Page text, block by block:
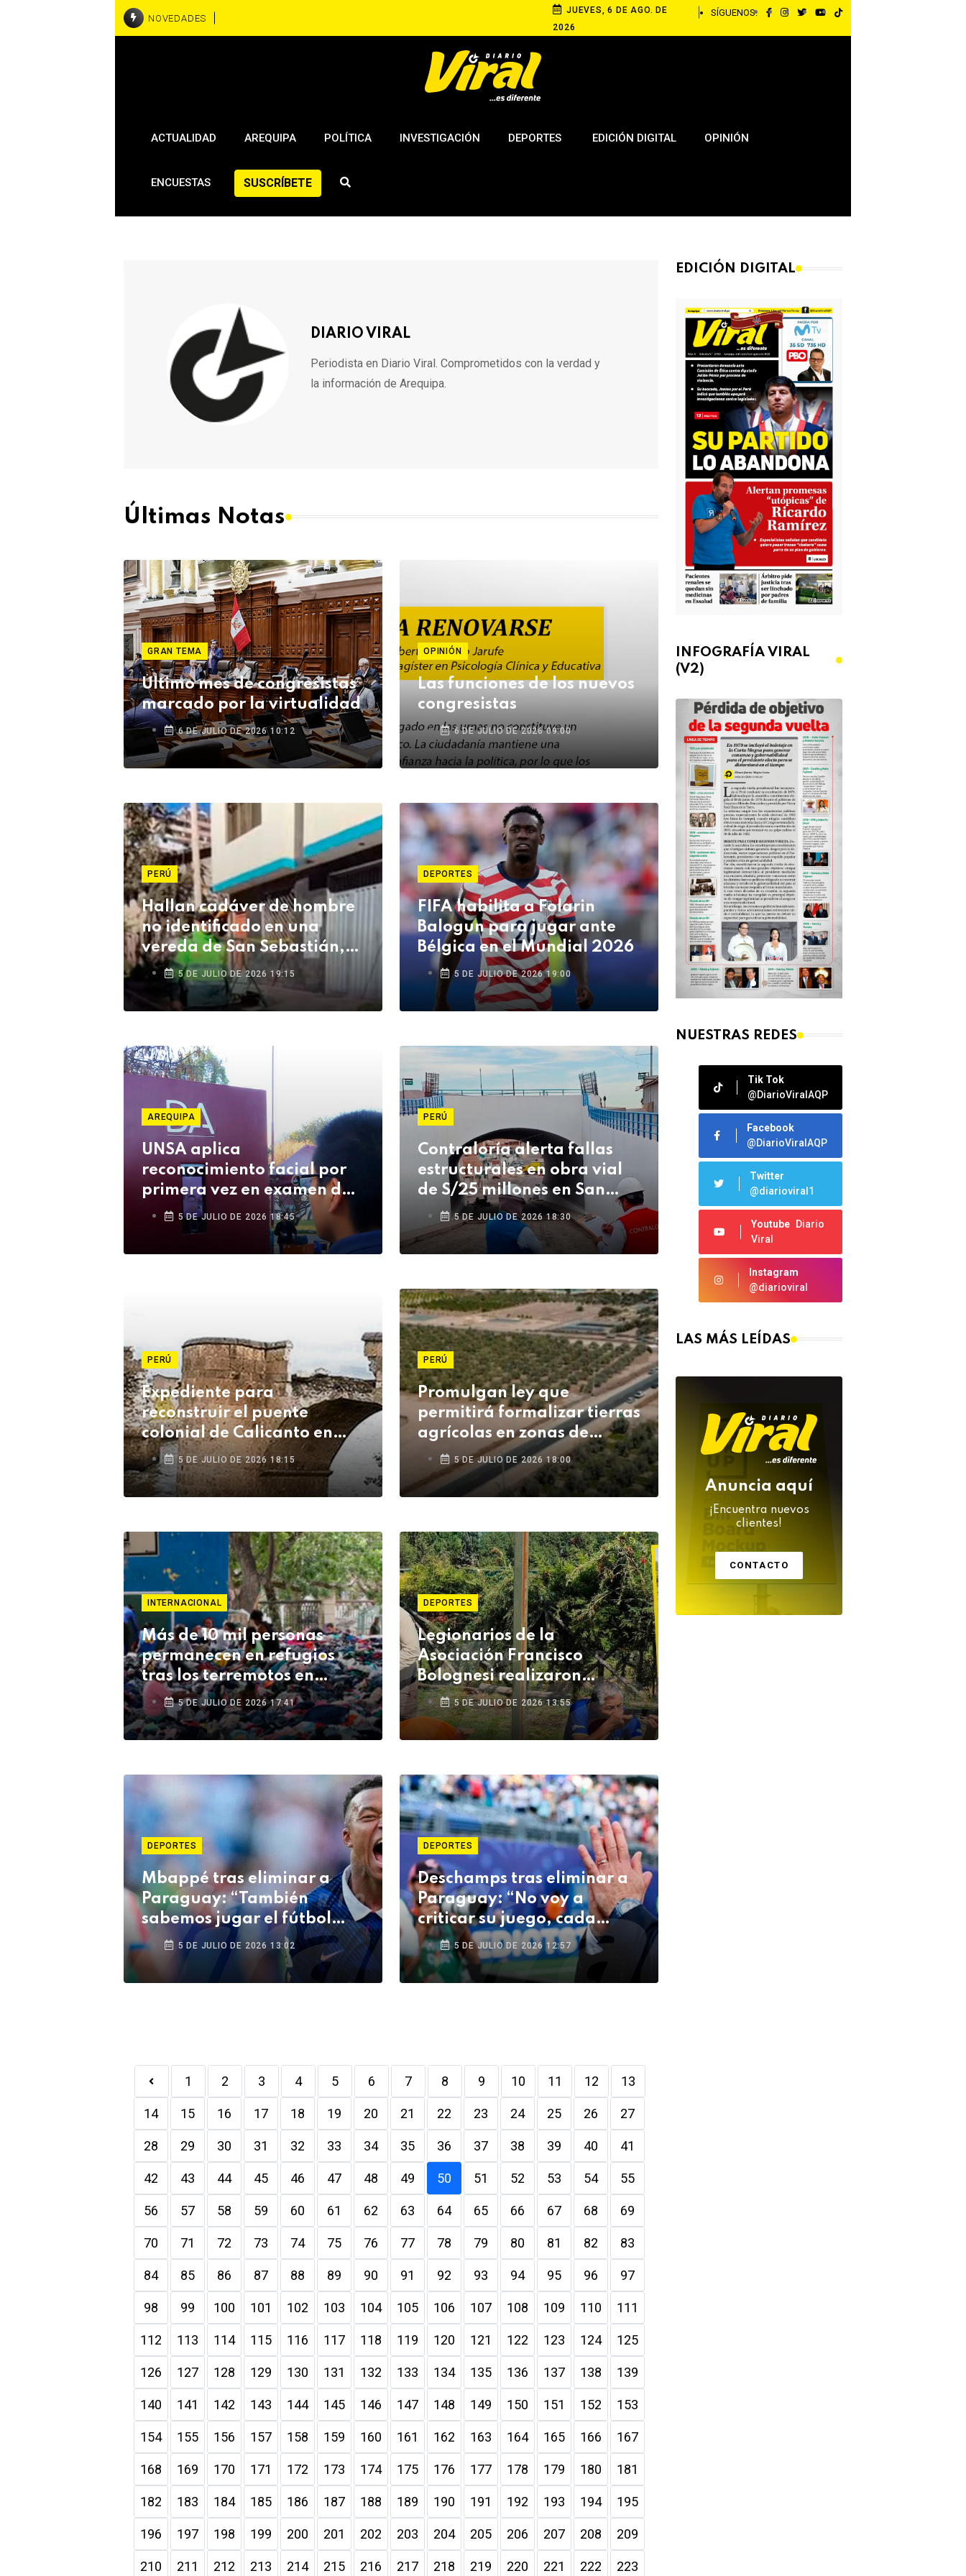
NOVEDADES
JUEVES, 6 DE AGO. DE
2026
SÍGUENOS:
ACTUALIDAD AREQUIPA POLÍTICA INVESTIGACIÓN DEPORTES EDICIÓN DIGITAL OPINIÓN
ENCUESTAS SUSCRÍBETE
DIARIO VIRAL
Periodista en Diario Viral. Comprometidos con la verdad y
la información de Arequipa.
Últimas Notas
GRAN TEMA
Último mes de congresistas
marcado por la virtualidad
6 DE JULIO DE 2026 10:12
OPINIÓN
Las funciones de los nuevos
congresistas
6 DE JULIO DE 2026 09:00
PERÚ
Hallan cadáver de hombre
no identificado en una
vereda de San Sebastián,
Cusco5 DE JULIO DE 2026 19:15
DEPORTES
FIFA habilita a Folarin
Balogun para jugar ante
Bélgica en el Mundial 2026
5 DE JULIO DE 2026 19:00
AREQUIPA
UNSA aplica
reconocimiento facial por
primera vez en examen del
Ceprunsa 2027
5 DE JULIO DE 2026 18:45
PERÚ
Contraloría alerta fallas
estructurales en obra vial
de S/25 millones en San
Antonio
5 DE JULIO DE 2026 18:30
PERÚ
Expediente para
reconstruir el puente
colonial de Calicanto en
Lampa está listo tras seis
años
5 DE JULIO DE 2026 18:15
PERÚ
Promulgan ley que
permitirá formalizar tierras
agrícolas en zonas de
frontera y beneficiará a
agricultores de Tacna
5 DE JULIO DE 2026 18:00
INTERNACIONAL
Más de 10 mil personas
permanecen en refugios
tras los terremotos en
Venezuela
5 DE JULIO DE 2026 17:41
DEPORTES
Legionarios de la
Asociación Francisco
Bolognesi realizaron
jornada social y deportiva
en Arequipa
5 DE JULIO DE 2026 13:55
DEPORTES
Mbappé tras eliminar a
Paraguay: “También
sabemos jugar el fútbol
duro y meternos en la
pelea”
5 DE JULIO DE 2026 13:02
DEPORTES
Deschamps tras eliminar a
Paraguay: “No voy a
criticar su juego, cada
equipo compite como
quiere”
5 DE JULIO DE 2026 12:57
1 2 3 4 5 6 7 8 9 10 11 12 13
14 15 16 17 18 19 20 21 22 23 24 25 26 27
28 29 30 31 32 33 34 35 36 37 38 39 40 41
42 43 44 45 46 47 48 49 50 51 52 53 54 55
56 57 58 59 60 61 62 63 64 65 66 67 68 69
70 71 72 73 74 75 76 77 78 79 80 81 82 83
84 85 86 87 88 89 90 91 92 93 94 95 96 97
98 99 100 101 102 103 104 105 106 107 108 109 110 111
112 113 114 115 116 117 118 119 120 121 122 123 124 125
126 127 128 129 130 131 132 133 134 135 136 137 138 139
140 141 142 143 144 145 146 147 148 149 150 151 152 153
154 155 156 157 158 159 160 161 162 163 164 165 166 167
168 169 170 171 172 173 174 175 176 177 178 179 180 181
182 183 184 185 186 187 188 189 190 191 192 193 194 195
196 197 198 199 200 201 202 203 204 205 206 207 208 209
210 211 212 213 214 215 216 217 218 219 220 221 222 223
EDICIÓN DIGITAL
INFOGRAFÍA VIRAL
(V2)
NUESTRAS REDES
Tik Tok
@DiarioViralAQP
Facebook
@DiarioViralAQP
Twitter
@diarioviral1
Youtube
Diario
Viral
Instagram
@diarioviral
LAS MÁS LEÍDAS
Anuncia aquí
¡Encuentra nuevos
clientes!
CONTACTO